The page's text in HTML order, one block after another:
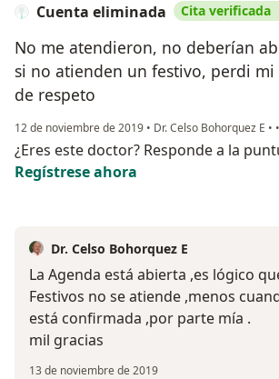
Cuenta eliminada Cita verificada
No me atendieron, no deberían
si no atienden un festivo, perdi
de respeto
12 de noviembre de 2019 • Dr. Celso Bohorquez E • •
¿Eres este doctor? Responde a la
Regístrese ahora
Dr. Celso Bohorquez E
La Agenda está abierta ,es lógico
Festivos no se atiende ,menos
está confirmada ,por parte mía .
mil gracias
13 de noviembre de 2019